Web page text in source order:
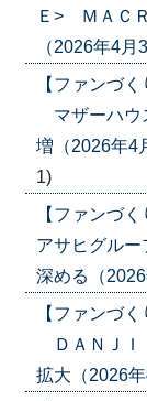
Ｅ> ＭＡＣ
（2026年4
【ファンづ
マザーハウ
増（2026年4
1)
【ファンづ
アサヒグル
深める（
【ファンづ
ＤＡＮＪＩ
拡大（2026